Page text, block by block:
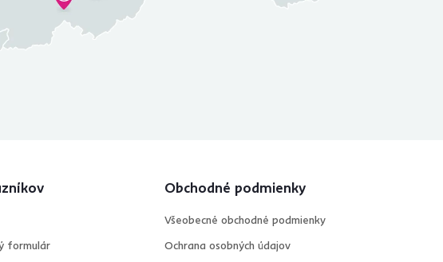
formulár
Obchodné podmienky
Všeobecné obchodné podmienky
Ochrana osobných údajov